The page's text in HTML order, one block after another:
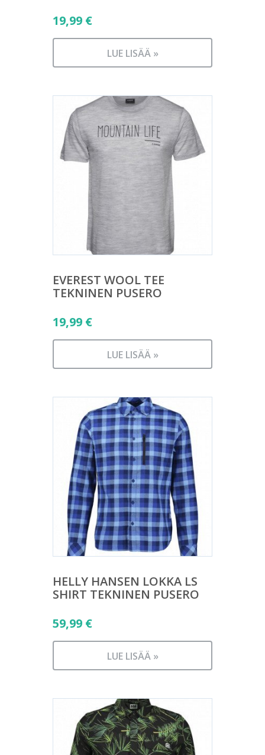
19,99 €
LUE LISÄÄ »
EVEREST WOOL TEE
TEKNINEN PUSERO
19,99 €
LUE LISÄÄ »
HELLY HANSEN LOKKA LS
SHIRT TEKNINEN PUSERO
59,99 €
LUE LISÄÄ »